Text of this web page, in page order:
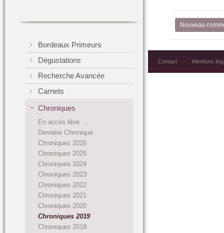
Nouveau
Contact Mentions
Bordeaux Primeurs
Dégustations
Recherche Avancée
Carnets
Chroniques
En accès libre ...
Dernière Chronique
Chroniques 2026
Chroniques 2025
Chroniques 2024
Chroniques 2023
Chroniques 2022
Chroniques 2021
Chroniques 2020
Chroniques 2019
Chroniques 2018